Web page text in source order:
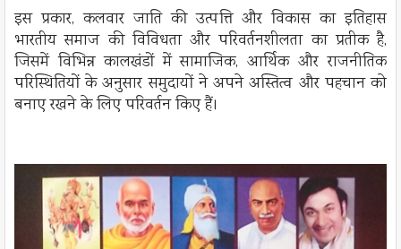
इस प्रकार, कलवार जाति की उत्पत्ति और विकास का इतिहास
भारतीय समाज की विविधता और परिवर्तनशीलता का प्रतीक है,
जिसमें विभिन्न कालखंडों में सामाजिक, आर्थिक और राजनीतिक
परिस्थितियों के अनुसार समुदायों ने अपने अस्तित्व और पहचान को
बनाए रखने के लिए परिवर्तन किए हैं।